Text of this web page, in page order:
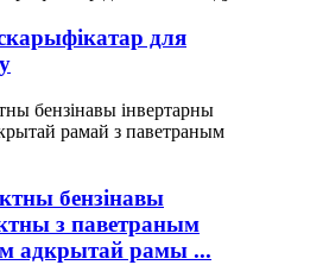
для
бензінавы
з паветраным
адкрытай рамы ...